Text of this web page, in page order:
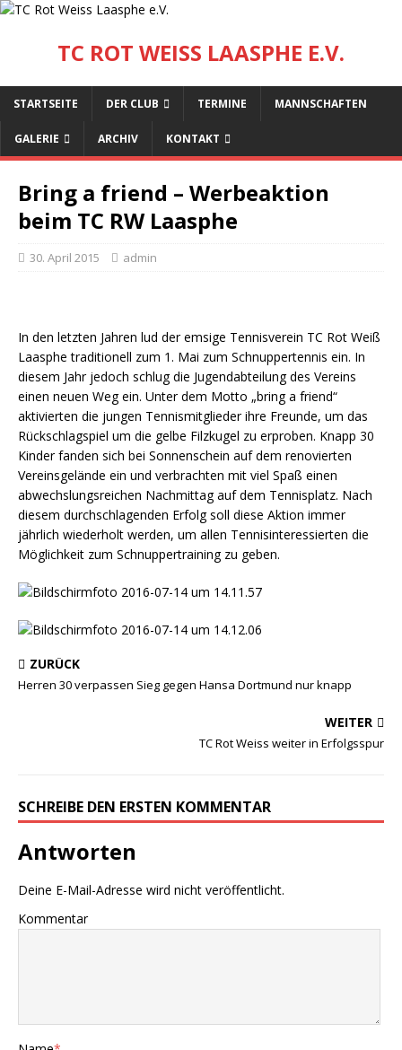
TC ROT WEISS LAASPHE E.V.
STARTSEITE DER CLUB TERMINE MANNSCHAFTEN
GALERIE ARCHIV KONTAKT
Bring a friend – Werbeaktion
beim TC RW Laasphe
30. April 2015 admin
In den letzten Jahren lud der emsige Tennisverein TC Rot Weiß
Laasphe traditionell zum 1. Mai zum Schnuppertennis ein. In
diesem Jahr jedoch schlug die Jugendabteilung des Vereins
einen neuen Weg ein. Unter dem Motto „bring a friend“
aktivierten die jungen Tennismitglieder ihre Freunde, um das
Rückschlagspiel um die gelbe Filzkugel zu erproben. Knapp 30
Kinder fanden sich bei Sonnenschein auf dem renovierten
Vereinsgelände ein und verbrachten mit viel Spaß einen
abwechslungsreichen Nachmittag auf dem Tennisplatz. Nach
diesem durchschlagenden Erfolg soll diese Aktion immer
jährlich wiederholt werden, um allen Tennisinteressierten die
Möglichkeit zum Schnuppertraining zu geben.
ZURÜCK
Herren 30 verpassen Sieg gegen Hansa Dortmund nur knapp
WEITER
TC Rot Weiss weiter in Erfolgsspur
SCHREIBE DEN ERSTEN KOMMENTAR
Antworten
Deine E-Mail-Adresse wird nicht veröffentlicht.
Kommentar